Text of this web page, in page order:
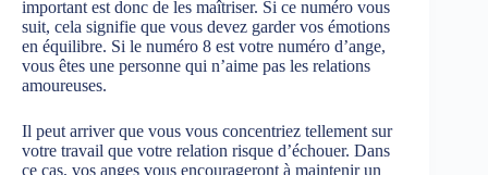
important est donc de les maîtriser. Si ce numéro vous
suit, cela signifie que vous devez garder vos émotions
en équilibre. Si le numéro 8 est votre numéro d’ange,
vous êtes une personne qui n’aime pas les relations
amoureuses.
Il peut arriver que vous vous concentriez tellement sur
votre travail que votre relation risque d’échouer. Dans
ce cas, vos anges vous encourageront à maintenir un